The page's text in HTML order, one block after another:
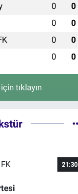
0 0
0 0
0 0
0 0
tıklayın
21:30